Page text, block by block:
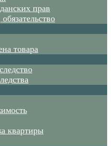
прав
товара
квартиры